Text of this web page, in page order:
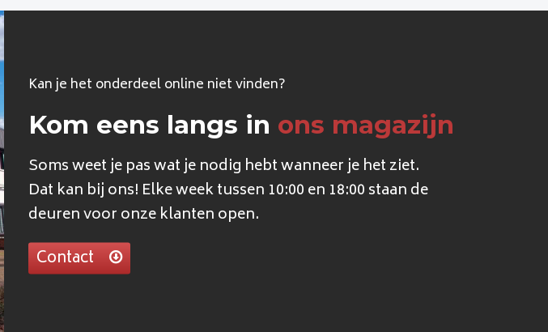
Kan je het onderdeel online niet vinden?
Kom eens langs in ons magazijn
Soms weet je pas wat je nodig hebt wanneer je het ziet.
Dat kan bij ons! Elke week tussen 10:00 en 18:00 staan de
deuren voor onze klanten open.
Contact